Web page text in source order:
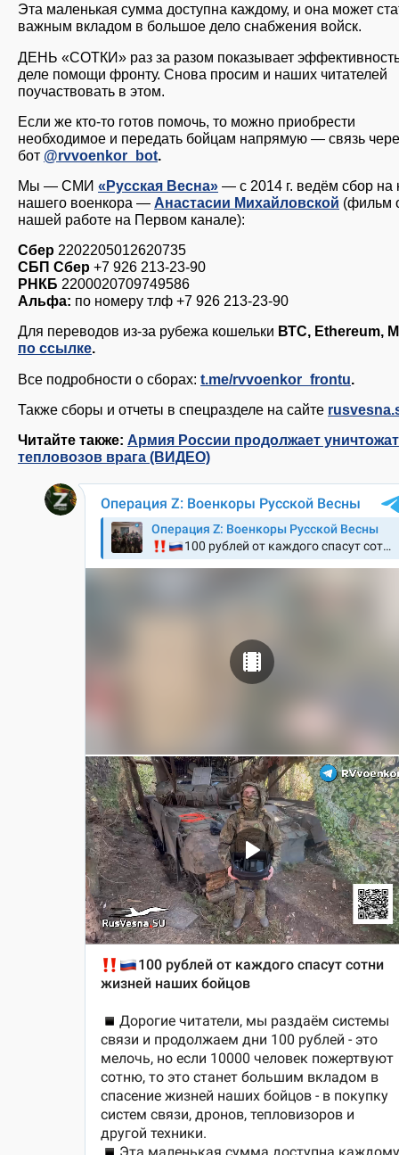
Эта маленькая сумма доступна каждому, и она может
важным вкладом в большое дело снабжения войск.
ДЕНЬ «СОТКИ» раз за разом показывает
деле помощи фронту. Снова просим и наших читателей
поучаствовать в этом.
Если же кто-то готов помочь, то можно приобрести
необходимое и передать бойцам напрямую — связь
бот @rvvoenkor_bot.
Мы — СМИ «Русская Весна» — с 2014 г. ведём сбор на
нашего военкора — Анастасии Михайловской (фильм
нашей работе на Первом канале):
Сбер 2202205012620735
СБП Сбер +7 926 213-23-90
РНКБ 2200020709749586
Альфа: по номеру тлф +7 926 213-23-90
Для переводов из-за рубежа кошельки ВТС, Ethereum,
по ссылке.
Все подробности о сборах: t.me/rvvoenkor_frontu
Также сборы и отчеты в спецразделе на сайте
Читайте также: Армия России продолжает
тепловозов врага (ВИДЕО)